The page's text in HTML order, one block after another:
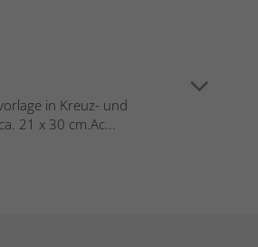
in Kreuz- und
21 x 30 cm.Ac...